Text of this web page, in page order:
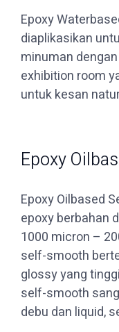
Epoxy
diaplikasikan
minuman
exhibition room
untuk kesan
Epoxy
Epoxy Oilbased
epoxy berbahan
1000 micron –
self-smooth
glossy yang
self-smooth
debu dan liquid,